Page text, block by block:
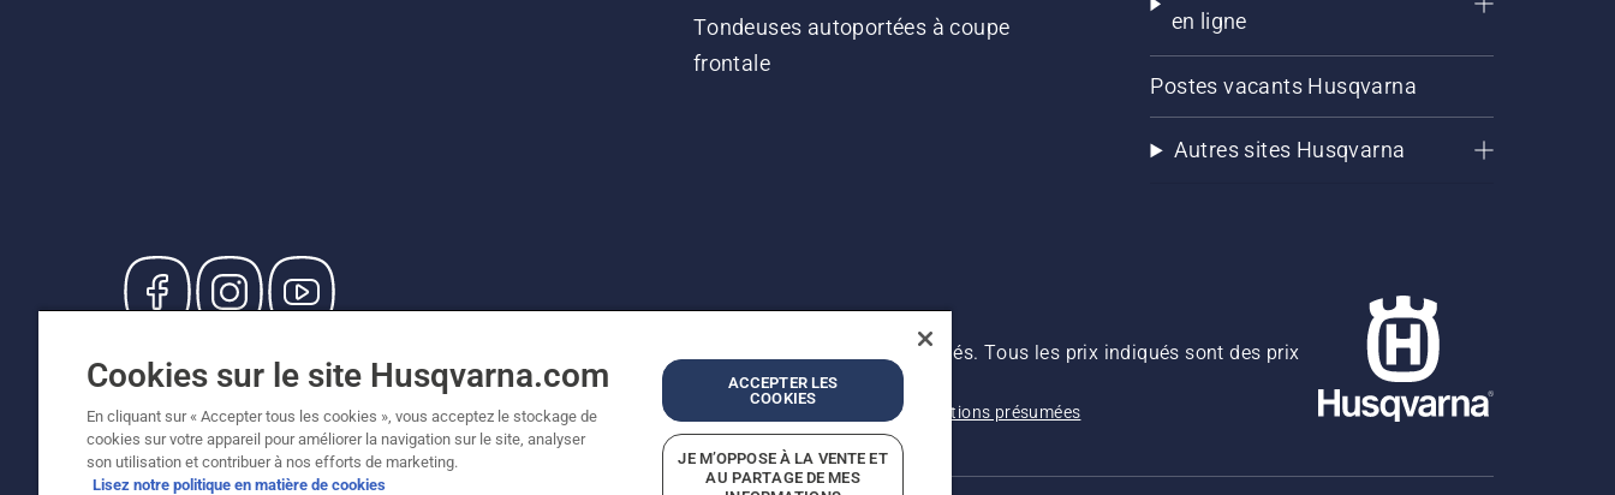
Tondeuses autoportées à coupe
frontale
en ligne
Postes vacants Husqvarna
Autres sites Husqvarna
© Husqvarna AB (publ). Tous droits réservés. Les prix indiqués sont des prix de vente conseillés. Tous les prix indiqués sont des prix
de vente recommandés (TVA incluse), sauf si le produit est disponible pour un achat direct.
Politique relative aux cookies Conditions d'utilisation Avis de confidentialité Signalement de violations présumées
Cookies sur le site Husqvarna.com
En cliquant sur « Accepter tous les cookies », vous acceptez le stockage de
cookies sur votre appareil pour améliorer la navigation sur le site, analyser
son utilisation et contribuer à nos efforts de marketing.
Lisez notre politique en matière de cookies
ACCEPTER LES
COOKIES
JE M’OPPOSE À LA VENTE ET
AU PARTAGE DE MES